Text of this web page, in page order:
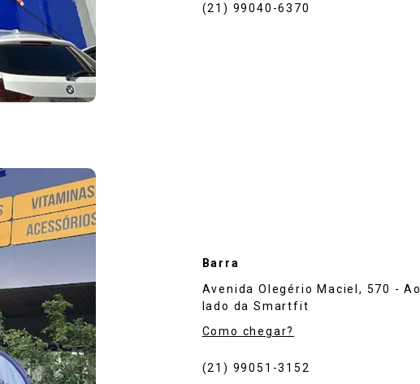
(21) 99040-6370
Barra
Avenida Olegério Maciel, 570 - Ao
lado da Smartfit
Como chegar?
(21) 99051-3152